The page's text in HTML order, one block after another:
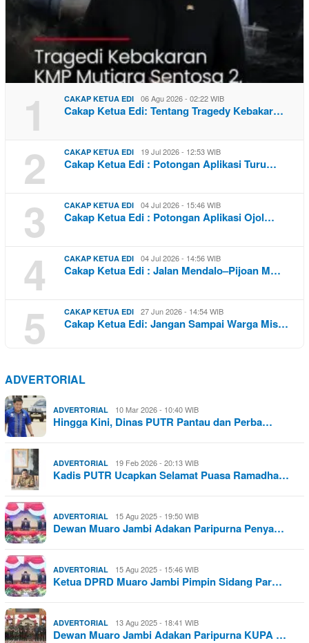
1 CAKAP KETUA EDI 06 Agu 2026 - 02:22 WIB
Cakap Ketua Edi: Tentang Tragedy Kebakar…
2 CAKAP KETUA EDI 19 Jul 2026 - 12:53 WIB
Cakap Ketua Edi : Potongan Aplikasi Turu…
3 CAKAP KETUA EDI 04 Jul 2026 - 15:46 WIB
Cakap Ketua Edi : Potongan Aplikasi Ojol…
4 CAKAP KETUA EDI 04 Jul 2026 - 14:56 WIB
Cakap Ketua Edi : Jalan Mendalo–Pijoan M…
5 CAKAP KETUA EDI 27 Jun 2026 - 14:54 WIB
Cakap Ketua Edi: Jangan Sampai Warga Mis…
ADVERTORIAL
ADVERTORIAL 10 Mar 2026 - 10:40 WIB
Hingga Kini, Dinas PUTR Pantau dan Perba…
ADVERTORIAL 19 Feb 2026 - 20:13 WIB
Kadis PUTR Ucapkan Selamat Puasa Ramadha…
ADVERTORIAL 15 Agu 2025 - 19:50 WIB
Dewan Muaro Jambi Adakan Paripurna Penya…
ADVERTORIAL 15 Agu 2025 - 15:46 WIB
Ketua DPRD Muaro Jambi Pimpin Sidang Par…
ADVERTORIAL 13 Agu 2025 - 18:41 WIB
Dewan Muaro Jambi Adakan Paripurna KUPA …